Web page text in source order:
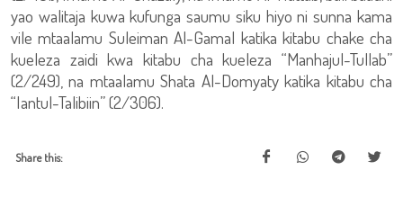
yao walitaja kuwa kufunga saumu siku hiyo ni sunna kama
vile mtaalamu Suleiman Al-Gamal katika kitabu chake cha
kueleza zaidi kwa kitabu cha kueleza “Manhajul-Tullab”
(2/249), na mtaalamu Shata Al-Domyaty katika kitabu cha
“Iantul-Talibiin” (2/306).
Share this: